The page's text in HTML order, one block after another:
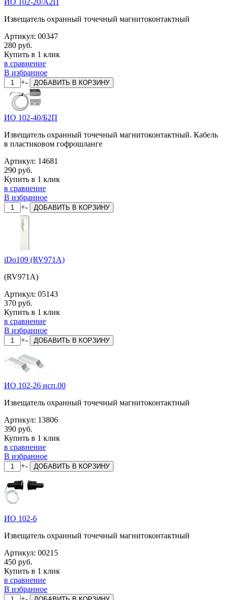
Извещатель охранный точечный магнитоконтактный
Артикул: 00347
280 руб.
Купить в 1 клик
в сравнение
В избранное
+- ДОБАВИТЬ В КОРЗИНУ
ИО 102-40/Б2П
Извещатель охранный точечный магнитоконтактный. Кабель
в пластиковом гофрошланге
Артикул: 14681
290 руб.
Купить в 1 клик
в сравнение
В избранное
+- ДОБАВИТЬ В КОРЗИНУ
iDo109 (RV971A)
(RV971A)
Артикул: 05143
370 руб.
Купить в 1 клик
в сравнение
В избранное
+- ДОБАВИТЬ В КОРЗИНУ
ИО 102-26 исп.00
Извещатель охранный точечный магнитоконтактный
Артикул: 13806
390 руб.
Купить в 1 клик
в сравнение
В избранное
+- ДОБАВИТЬ В КОРЗИНУ
ИО 102-6
Извещатель охранный точечный магнитоконтактный
Артикул: 00215
450 руб.
Купить в 1 клик
в сравнение
В избранное